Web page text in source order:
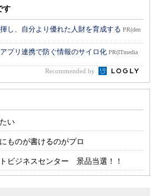
す
し、自分より優れた人財を育成する PR(den
プリ連携で防ぐ情報のサイロ化 PR(ITmedia
Recommended by
い
ものが書けるのがプロ
ビジネスセンター 景品当選！！